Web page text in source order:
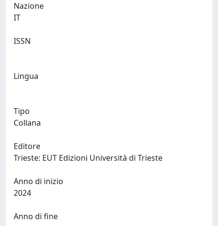
Nazione
ISSN
Lingua
Tipo
Collana
Editore
Anno di inizio
Anno di fine